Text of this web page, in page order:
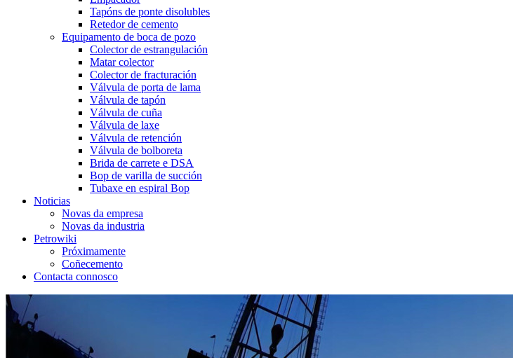
Tapóns de ponte disolubles
Retedor de cemento
Equipamento de boca de pozo
Colector de estrangulación
Matar colector
Colector de fracturación
Válvula de porta de lama
Válvula de tapón
Válvula de cuña
Válvula de laxe
Válvula de retención
Válvula de bolboreta
Brida de carrete e DSA
Bop de varilla de succión
Tubaxe en espiral Bop
Noticias
Novas da empresa
Novas da industria
Petrowiki
Próximamente
Coñecemento
Contacta connosco